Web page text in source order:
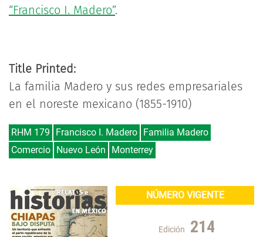
“Francisco I. Madero”.
Title Printed:
La familia Madero y sus redes empresariales
en el noreste mexicano (1855-1910)
RHM 179 Francisco I. Madero Familia Madero
Comercio Nuevo León Monterrey
NÚMERO VIGENTE
Edición 214